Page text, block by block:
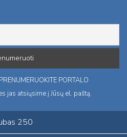
PORTALO
jas atsiųsime į Jūsų el. paštą.
250